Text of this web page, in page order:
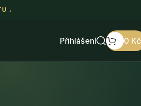
→
Přihlášení 0 Kč